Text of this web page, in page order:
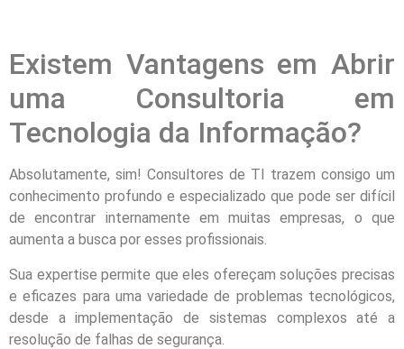
Existem Vantagens em Abrir
uma Consultoria em
Tecnologia da Informação?
Absolutamente, sim! Consultores de TI trazem consigo um
conhecimento profundo e especializado que pode ser difícil
de encontrar internamente em muitas empresas, o que
aumenta a busca por esses profissionais.
Sua expertise permite que eles ofereçam soluções precisas
e eficazes para uma variedade de problemas tecnológicos,
desde a implementação de sistemas complexos até a
resolução de falhas de segurança.